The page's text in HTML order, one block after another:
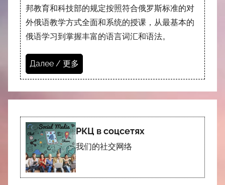
邦教育和科技部的规定按照符合俄罗斯标准的对
外俄语教学方式全面和系统的授课，从最基本的
俄语学习到掌握丰富的语言词汇和语法。
Далее / 更多
РКЦ в соцсетях
我们的社交网络